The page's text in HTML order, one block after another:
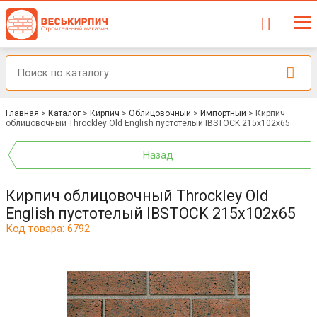
Главная > Каталог > Кирпич > Облицовочный > Импортный > Кирпич
облицовочный Throckley Old English пустотелый IBSTOCK 215x102x65
Назад
Кирпич облицовочный Throckley Old
English пустотелый IBSTOCK 215x102x65
Код товара: 6792